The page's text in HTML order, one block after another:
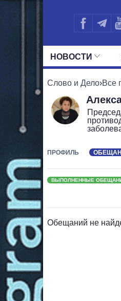
НОВОСТИ
Слово и Дело›Все
ПРОФИЛЬ
ВЫПОЛНЕННЫЕ
Обещаний не